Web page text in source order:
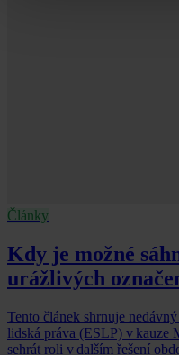
Články
Kdy je možné
urážlivých
Tento článek shrnuje
lidská práva (ESLP) v kauze
sehrát roli v dalším řešení